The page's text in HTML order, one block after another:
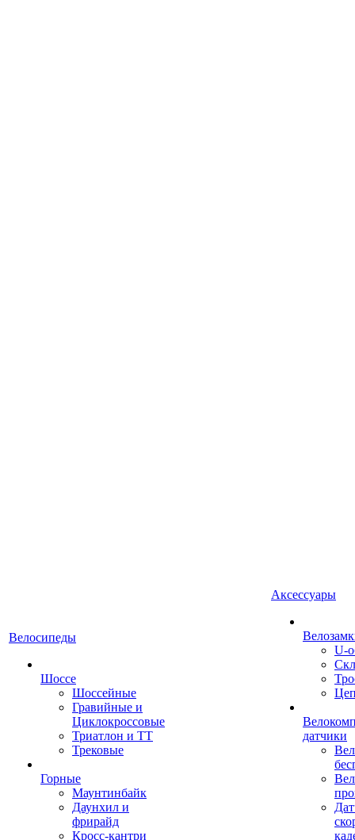
Велосипеды
Шоссе
Шоссейные
Гравийные и
Циклокроссовые
Триатлон и ТТ
Трековые
Горные
Маунтинбайк
Даунхил и
фрирайд
Кросс-кантри
Аксессуары
U-
датчики